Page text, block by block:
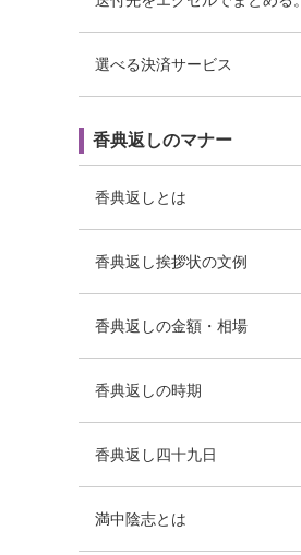
選べる決済サービス
香典返しのマナー
香典返しとは
香典返し挨拶状の文例
香典返しの金額・相場
香典返しの時期
香典返し四十九日
満中陰志とは